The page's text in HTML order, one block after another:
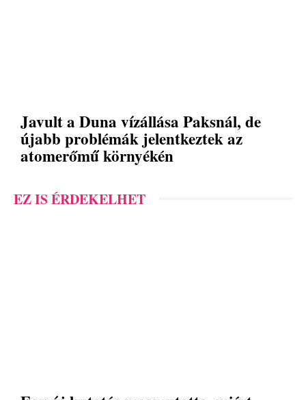
Javult a Duna vízállása Paksnál, de
újabb problémák jelentkeztek az
atomerőmű környékén
EZ IS ÉRDEKELHET